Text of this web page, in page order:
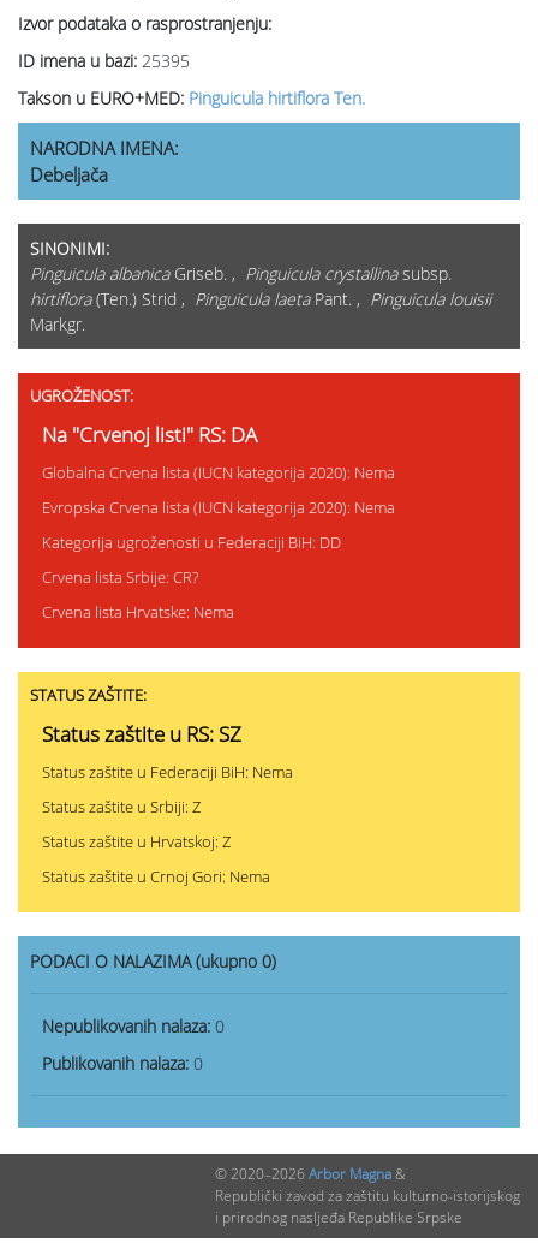
Izvor podataka o rasprostranjenju:
ID imena u bazi: 25395
Takson u EURO+MED: Pinguicula hirtiflora Ten.
NARODNA IMENA:
Debeljača
SINONIMI:
Pinguicula albanicaGriseb. , Pinguicula crystallinasubsp.
hirtiflora(Ten.) Strid , Pinguicula laetaPant. , Pinguicula louisii
Markgr.
UGROŽENOST:
Na "Crvenoj listi" RS: DA
Globalna Crvena lista (IUCN kategorija 2020): Nema
Evropska Crvena lista (IUCN kategorija 2020): Nema
Kategorija ugroženosti u Federaciji BiH: DD
Crvena lista Srbije: CR?
Crvena lista Hrvatske: Nema
STATUS ZAŠTITE:
Status zaštite u RS: SZ
Status zaštite u Federaciji BiH: Nema
Status zaštite u Srbiji: Z
Status zaštite u Hrvatskoj: Z
Status zaštite u Crnoj Gori: Nema
PODACI O NALAZIMA (ukupno 0)
Nepublikovanih nalaza: 0
Publikovanih nalaza: 0
© 2020–2026 Arbor Magna&
Republički zavod za zaštitu kulturno-istorijskog
i prirodnog nasljeđa Republike Srpske